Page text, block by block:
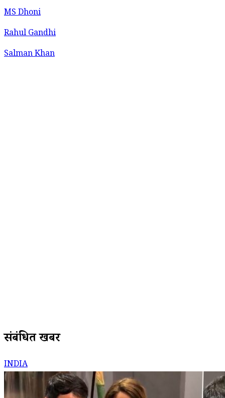
MS Dhoni
Rahul Gandhi
Salman Khan
संबंधित खबरें
INDIA